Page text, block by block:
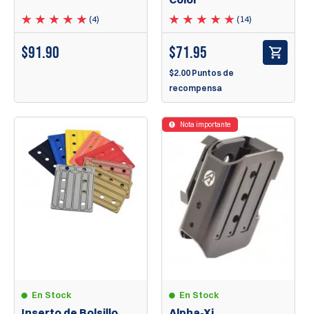
(4)
$91.90
(14)
$71.95
$2.00 Puntos de
recompensa
En Stock En Stock
Nota importante